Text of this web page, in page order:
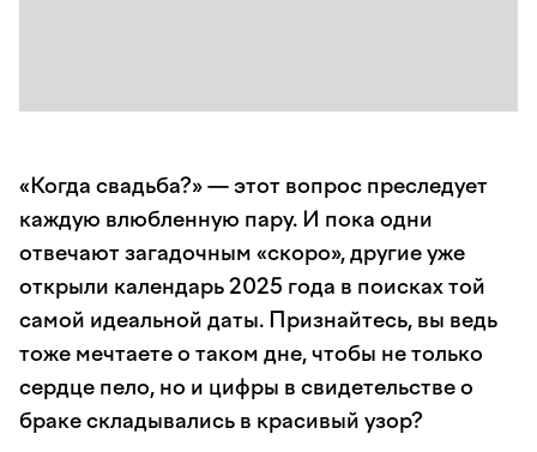
«Когда свадьба?» — этот вопрос преследует
каждую влюбленную пару. И пока одни
отвечают загадочным «скоро», другие уже
открыли календарь 2025 года в поисках той
самой идеальной даты. Признайтесь, вы ведь
тоже мечтаете о таком дне, чтобы не только
сердце пело, но и цифры в свидетельстве о
браке складывались в красивый узор?